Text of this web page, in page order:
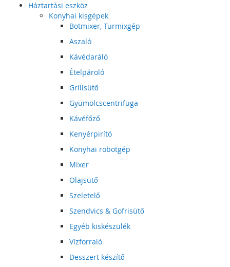
Háztartási eszköz
Konyhai kisgépek
Botmixer, Turmixgép
Aszaló
Kávédaráló
Ételpároló
Grillsütő
Gyümölcscentrifuga
Kávéfőző
Kenyérpirító
Konyhai robotgép
Mixer
Olajsütő
Szeletelő
Szendvics & Gofrisütő
Egyéb kiskészülék
Vízforraló
Desszert készítő